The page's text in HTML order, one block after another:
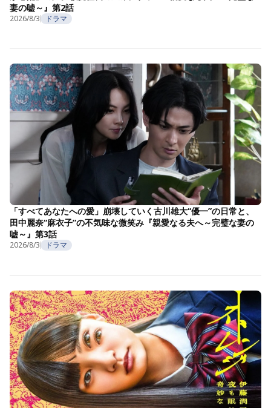
妻の嘘～』第2話
2026/8/3 ドラマ
「すべてあなたへの愛」崩壊していく古川雄大“優一”の日常と、
田中麗奈“麻衣子”の不気味な微笑み『親愛なる夫へ～完璧な妻の
嘘～』第3話
2026/8/3 ドラマ